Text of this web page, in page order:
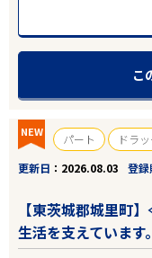
こ
NEW パート
ドラ
更新日
2026.08.03 登録
【東茨城郡城里町
生活を支えています。